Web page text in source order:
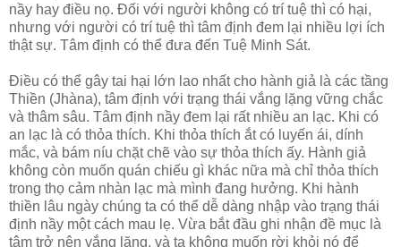
nầy hay điều nọ. Đối với người không có trí tuệ thì có hại,
nhưng với người có trí tuệ thì tâm định đem lại nhiều lợi ích
thật sự. Tâm định có thể đưa đến Tuệ Minh Sát.
Điều có thể gây tai hại lớn lao nhất cho hành giả là các tầng
Thiền (Jhàna), tâm định với trạng thái vắng lặng vững chắc
và thâm sâu. Tâm định nầy đem lại rất nhiều an lạc. Khi có
an lạc là có thỏa thích. Khi thỏa thích ắt có luyến ái, dính
mắc, và bám níu chặt chẽ vào sự thỏa thích ấy. Hành giả
không còn muốn quán chiếu gì khác nữa mà chỉ thỏa thích
trong thọ cảm nhàn lạc mà mình đang hưởng. Khi hành
thiền lâu ngày chúng ta có thể dễ dàng nhập vào trạng thái
định nầy một cách mau lẹ. Vừa bắt đầu ghi nhận đề mục là
tâm trở nên vắng lặng, và ta không muốn rời khỏi nó để